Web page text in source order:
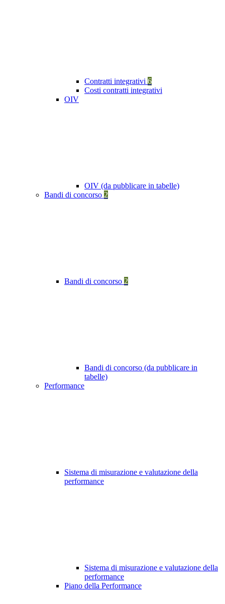
Contratti integrativi 6
Costi contratti integrativi
OIV
OIV (da pubblicare in tabelle)
Bandi di concorso 2
Bandi di concorso 2
Bandi di concorso (da pubblicare in
tabelle)
Performance
Sistema di misurazione e valutazione della
performance
Sistema di misurazione e valutazione della
performance
Piano della Performance